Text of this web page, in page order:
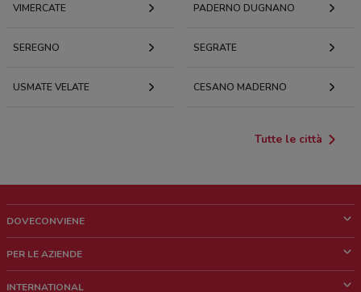
VIMERCATE PADERNO DUGNANO
SEREGNO SEGRATE
USMATE VELATE CESANO MADERNO
Tutte le città
DOVECONVIENE
Chi siamo
PER LE AZIENDE
INTERNATIONAL